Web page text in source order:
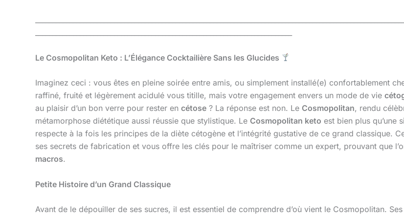
Le Cosmopolitan Keto : L’Élégance Cocktailière Sans les Glucides
Imaginez ceci : vous êtes en pleine soirée entre amis, ou simplement installé(e) confortablement
raffiné, fruité et légèrement acidulé vous titille, mais votre engagement envers un mode de vie
au plaisir d’un bon verre pour rester en cétose ? La réponse est non. Le Cosmopolitan, rendu
métamorphose diététique aussi réussie que stylistique. Le Cosmopolitan keto est bien plus qu’une
respecte à la fois les principes de la diète cétogène et l’intégrité gustative de ce grand classique.
ses secrets de fabrication et vous offre les clés pour le maîtriser comme un expert, prouvant que
macros.
Petite Histoire d’un Grand Classique
Avant de le dépouiller de ses sucres, il est essentiel de comprendre d’où vient le Cosmopolitan.